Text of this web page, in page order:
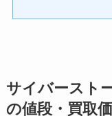
サイバースト
の値段・買取